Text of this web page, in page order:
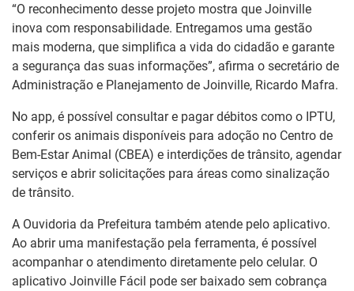
“O reconhecimento desse projeto mostra que Joinville
inova com responsabilidade. Entregamos uma gestão
mais moderna, que simplifica a vida do cidadão e garante
a segurança das suas informações”, afirma o secretário de
Administração e Planejamento de Joinville, Ricardo Mafra.
No app, é possível consultar e pagar débitos como o IPTU,
conferir os animais disponíveis para adoção no Centro de
Bem-Estar Animal (CBEA) e interdições de trânsito, agendar
serviços e abrir solicitações para áreas como sinalização
de trânsito.
A Ouvidoria da Prefeitura também atende pelo aplicativo.
Ao abrir uma manifestação pela ferramenta, é possível
acompanhar o atendimento diretamente pelo celular. O
aplicativo Joinville Fácil pode ser baixado sem cobrança